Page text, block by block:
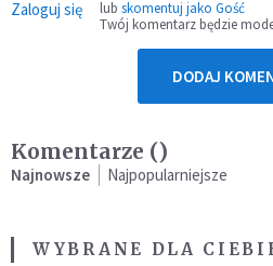
Zaloguj się lub skomentuj jako Gość
Twój komentarz będzie
DODAJ
Komentarze ()
Najnowsze Najpopularniejsze
WYBRANE DLA